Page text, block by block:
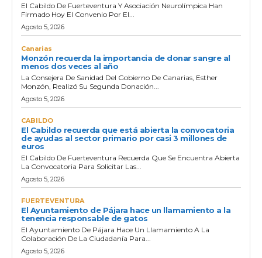
El Cabildo De Fuerteventura Y Asociación Neurolímpica Han
Firmado Hoy El Convenio Por El...
Agosto 5, 2026
Canarias
Monzón recuerda la importancia de donar sangre al
menos dos veces al año
La Consejera De Sanidad Del Gobierno De Canarias, Esther
Monzón, Realizó Su Segunda Donación...
Agosto 5, 2026
CABILDO
El Cabildo recuerda que está abierta la convocatoria
de ayudas al sector primario por casi 3 millones de
euros
El Cabildo De Fuerteventura Recuerda Que Se Encuentra Abierta
La Convocatoria Para Solicitar Las...
Agosto 5, 2026
FUERTEVENTURA
El Ayuntamiento de Pájara hace un llamamiento a la
tenencia responsable de gatos
El Ayuntamiento De Pájara Hace Un Llamamiento A La
Colaboración De La Ciudadanía Para...
Agosto 5, 2026